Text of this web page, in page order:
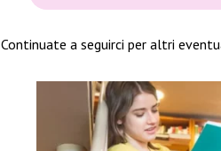
Continuate a seguirci per altri